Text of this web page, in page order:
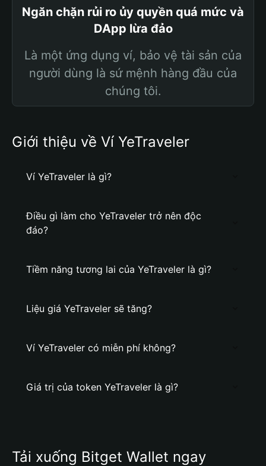
Ngăn chặn rủi ro ủy quyền quá mức và
DApp lừa đảo
Là một ứng dụng ví, bảo vệ tài sản của
người dùng là sứ mệnh hàng đầu của
chúng tôi.
Giới thiệu về Ví YeTraveler
Ví YeTraveler là gì?
Điều gì làm cho YeTraveler trở nên độc
đáo?
Tiềm năng tương lai của YeTraveler là gì?
Liệu giá YeTraveler sẽ tăng?
Ví YeTraveler có miễn phí không?
Giá trị của token YeTraveler là gì?
Tải xuống Bitget Wallet ngay